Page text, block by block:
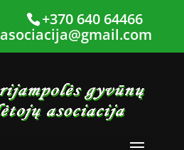
+370 640 64466